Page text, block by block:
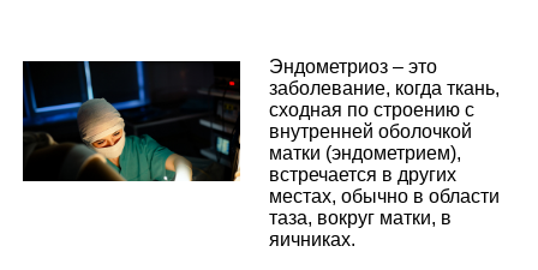
Эндометриоз – это
заболевание, когда ткань,
сходная по строению с
внутренней оболочкой
матки (эндометрием),
встречается в других
местах, обычно в области
таза, вокруг матки, в
яичниках.